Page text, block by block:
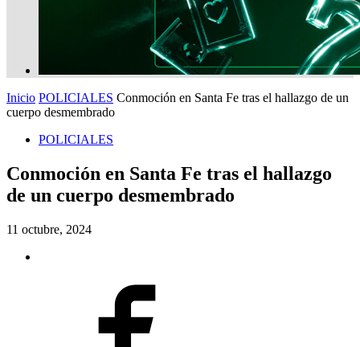
Inicio POLICIALES Conmoción en Santa Fe tras el hallazgo de un
cuerpo desmembrado
POLICIALES
Conmoción en Santa Fe tras el hallazgo
de un cuerpo desmembrado
11 octubre, 2024